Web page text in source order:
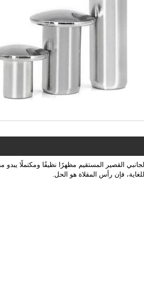
القصير المستقيم مظهرًا نظيفًا ومكتملًا يبدو
فإن رأس المقلاة هو الحل.